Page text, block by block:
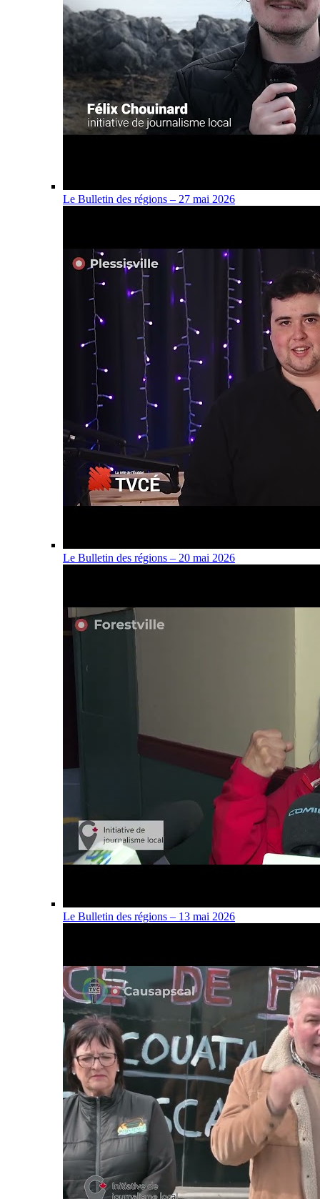
Le Bulletin des régions – 27 mai 2026
Le Bulletin des régions – 20 mai 2026
Le Bulletin des régions – 13 mai 2026